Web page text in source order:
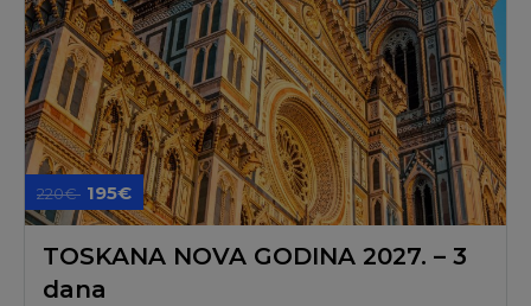
220€ 195€
TOSKANA NOVA GODINA 2027. – 3
dana